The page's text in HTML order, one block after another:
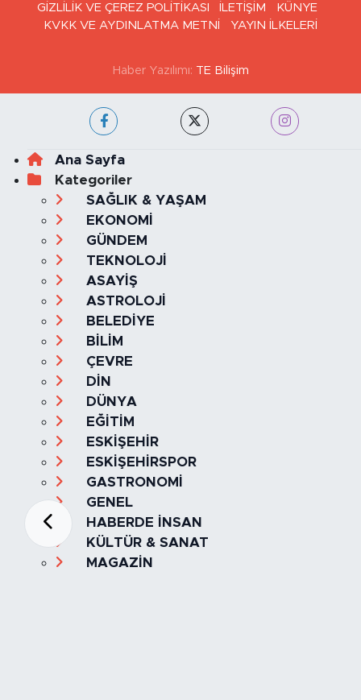
GİZLİLİK VE ÇEREZ POLİTİKASI İLETİŞİM
KÜNYE
KVKK VE AYDINLATMA METNİ
YAYIN İLKELERİ
Haber Yazılımı: TE Bilişim
Ana Sayfa
Kategoriler
SAĞLIK & YAŞAM
EKONOMİ
GÜNDEM
TEKNOLOJİ
ASAYİŞ
ASTROLOJİ
BELEDİYE
BİLİM
ÇEVRE
DİN
DÜNYA
EĞİTİM
ESKİŞEHİR
ESKİŞEHİRSPOR
GASTRONOMİ
GENEL
HABERDE İNSAN
KÜLTÜR & SANAT
MAGAZİN